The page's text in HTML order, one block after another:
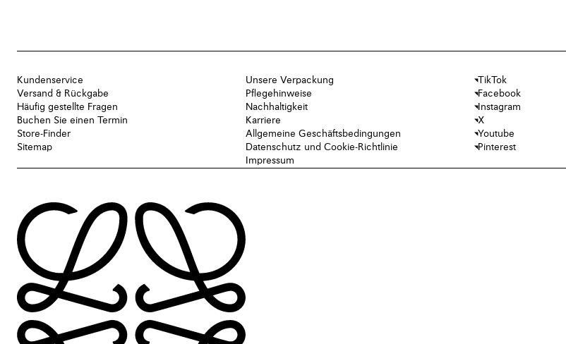
Kundenservice
Versand & Rückgabe
Häufig gestellte Fragen
Buchen Sie einen Termin
Store-Finder
Sitemap
Unsere Verpackung
Pflegehinweise
Nachhaltigkeit
Karriere
Allgemeine Geschäftsbedingungen
Datenschutz und Cookie-Richtlinie
Impressum
TikTok
Facebook
Instagram
X
Youtube
Pinterest